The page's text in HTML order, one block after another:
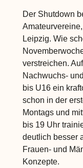
Der Shutdown
Leipzig. Wie
verstreichen.
Nachwuchs-
bis U16 ein
schon in der
Montags und
bis 19 Uhr
deutlich besser
Frauen- und
Konzepte.